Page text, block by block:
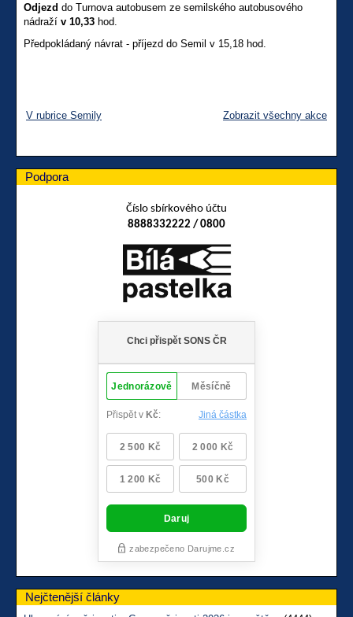
Odjezd do Turnova autobusem ze semilského autobusového
nádraží v 10,33 hod.
Předpokládaný návrat - příjezd do Semil v 15,18 hod.
V rubrice Semily Zobrazit všechny akce
Podpora
Číslo sbírkového účtu
8888332222 / 0800
Nejčtenější články